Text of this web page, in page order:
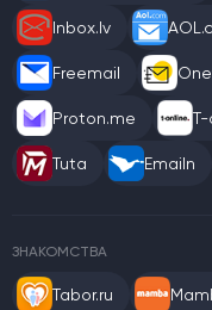
Inbox.lv
Freemail
Proton.me
Tuta Emailn
ЗНАКОМСТВА
Tabor.ru